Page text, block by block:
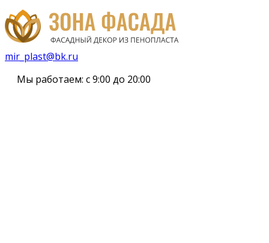
mir_plast@bk.ru
Мы работаем: с 9:00 до 20:00